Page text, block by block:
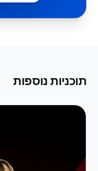
תוכניות נוספות